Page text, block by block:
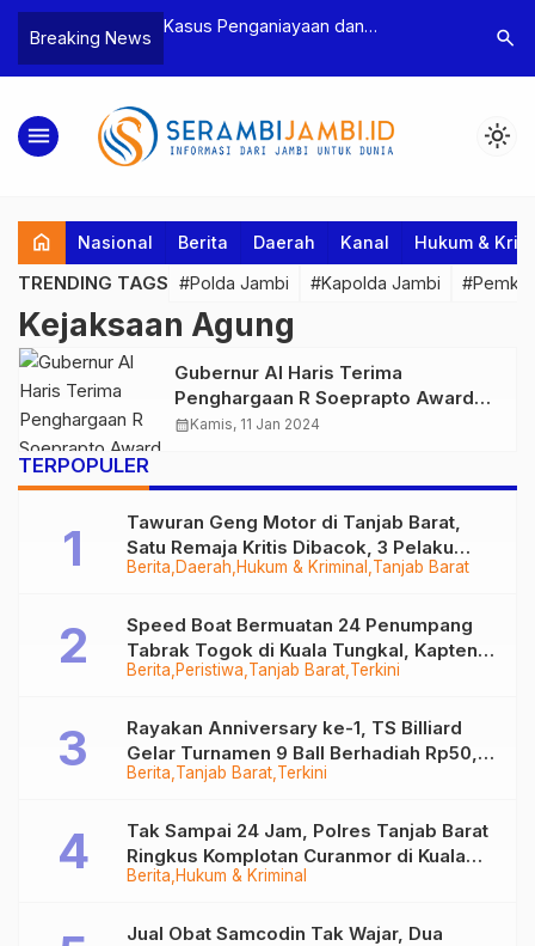
Breaking News
Bea Cukai
Pelaku beserta
dan 146 Gram
Kasus Penganiayaan dan
Tebo Tetapkan Dua Tersangka
Polres
Dua
search
menu light_mode
home Nasional Berita Daerah Kanal Hukum &
TRENDING TAGS #Polda Jambi #Kapolda Jambi
Kejaksaan Agung
Gubernur Al Haris Terima
Penghargaan R Soeprapto Award
tahun 2024 dari Kejaksaan Agung
calendar_monthKamis, 11 Jan 2024
TERPOPULER
Berita Daerah Hukum & Kriminal Tanjab Barat
Tawuran Geng Motor di Tanjab Barat,
Satu Remaja Kritis Dibacok, 3 Pelaku
Ditangkap
Berita Peristiwa Tanjab Barat Terkini
Speed Boat Bermuatan 24 Penumpang
Tabrak Togok di Kuala Tungkal, Kapten
Sempat Hilang
Berita Tanjab Barat Terkini
Rayakan Anniversary ke-1, TS Billiard
Gelar Turnamen 9 Ball Berhadiah Rp50,8
Juta
Berita Hukum & Kriminal
Tak Sampai 24 Jam, Polres Tanjab Barat
Ringkus Komplotan Curanmor di Kuala
Tungkal
Jual Obat Samcodin Tak Wajar, Dua